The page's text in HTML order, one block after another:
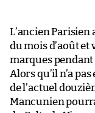
L’ancien Parisien
du mois d’août et
marques
Alors qu’il n’a
de l’actuel
Mancunien